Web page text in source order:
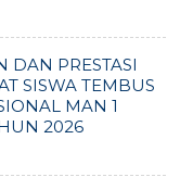
DAN PRESTASI
SISWA TEMBUS
MAN 1
2026